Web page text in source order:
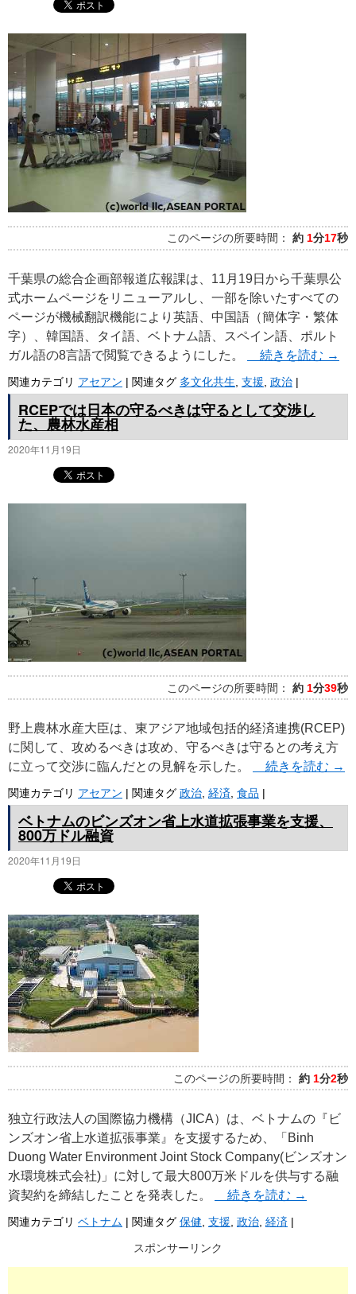
このページの所要時間： 約 1分17秒
千葉県の総合企画部報道広報課は、11月19日から千葉県公
式ホームページをリニューアルし、一部を除いたすべての
ページが機械翻訳機能により英語、中国語（簡体字・繁体
字）、韓国語、タイ語、ベトナム語、スペイン語、ポルト
ガル語の8言語で閲覧できるようにした。
続きを読む →
関連カテゴリ アセアン | 関連タグ 多文化共生 支援 政治 |
RCEPでは日本の守るべきは守るとして交渉し
た、農林水産相
2020年11月19日
このページの所要時間： 約 1分39秒
野上農林水産大臣は、東アジア地域包括的経済連携(RCEP)
に関して、攻めるべきは攻め、守るべきは守るとの考え方
に立って交渉に臨んだとの見解を示した。
続きを読む →
関連カテゴリ アセアン | 関連タグ 政治 経済 食品 |
ベトナムのビンズオン省上水道拡張事業を支援、
800万ドル融資
2020年11月19日
このページの所要時間： 約 1分2秒
独立行政法人の国際協力機構（JICA）は、ベトナムの『ビ
ンズオン省上水道拡張事業』を支援するため、「Binh
Duong Water Environment Joint Stock Company(ビンズオン
水環境株式会社)」に対して最大800万米ドルを供与する融
資契約を締結したことを発表した。
続きを読む →
関連カテゴリ ベトナム | 関連タグ 保健 支援 政治 経済 |
スポンサーリンク